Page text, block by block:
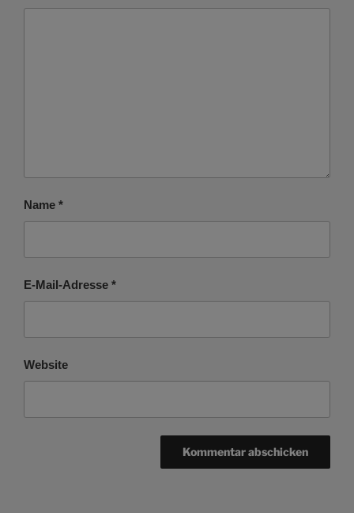
Name *
E-Mail-Adresse *
Website